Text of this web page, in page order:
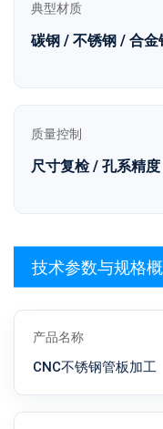
典型材质
碳钢 / 不锈钢 / 合
质量控制
尺寸复检 / 孔系精
技术参数与规格
产品名称
CNC不锈钢管板加工